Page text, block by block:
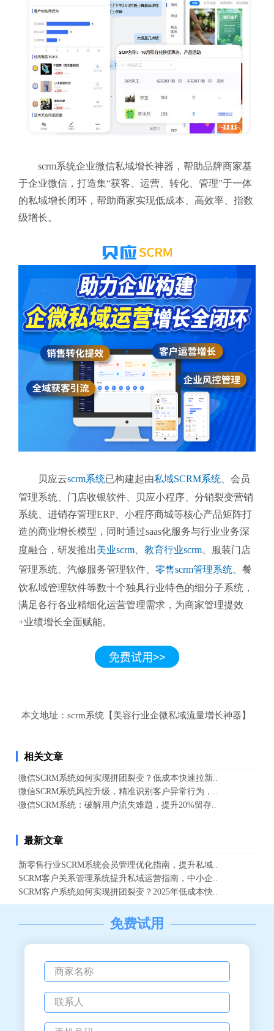
scrm系统企业微信私域增长神器，帮助品牌商家基
于企业微信，打造集“获客、运营、转化、管理”于一体
的私域增长闭环，帮助商家实现低成本、高效率、指数
级增长。
贝应云scrm系统已构建起由私域SCRM系统 、会员
管理系统、门店收银软件、贝应小程序、分销裂变营销
系统、进销存管理ERP、小程序商城等核心产品矩阵打
造的商业增长模型，同时通过saas化服务与行业业务深
度融合，研发推出美业scrm 教育行业scrm 、服装门店
管理系统、汽修服务管理软件、 零售scrm管理系统 、餐
饮私域管理软件等数十个独具行业特色的细分子系统，
满足各行各业精细化运营管理需求，为商家管理提效
+业绩增长全面赋能。
本文地址： scrm系统【美容行业企微私域流量增长神器】
相关文章
微信SCRM系统如何实现拼团裂变？低成本快速拉新..
微信SCRM系统风控升级，精准识别客户异常行为，..
微信SCRM系统：破解用户流失难题，提升20%留存..
最新文章
新零售行业SCRM系统会员管理优化指南，提升私域..
SCRM客户关系管理系统提升私域运营指南，中小企..
SCRM客户系统如何实现拼团裂变？2025年低成本快..
免费试用